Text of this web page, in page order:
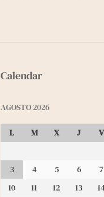
Calendar
AGOSTO 2026
L M X J V
3
4 5 6 7
10
11 12 13 14